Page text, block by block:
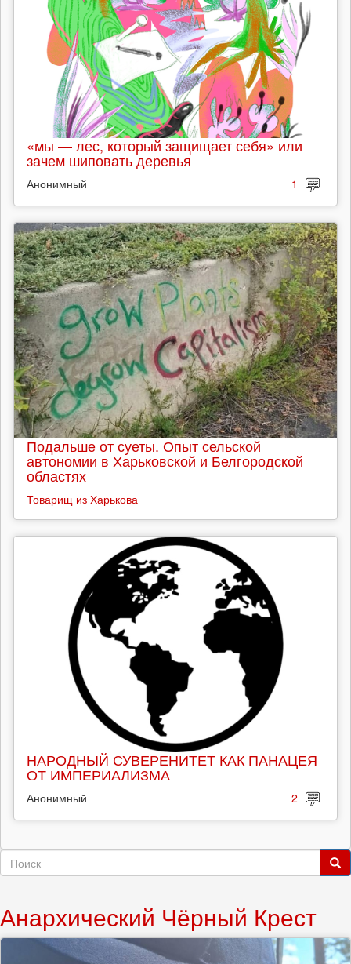
«мы — лес, который защищает себя» или
зачем шиповать деревья
Анонимный 1
Подальше от суеты. Опыт сельской
автономии в Харьковской и Белгородской
областях
Товарищ из Харькова
НАРОДНЫЙ СУВЕРЕНИТЕТ КАК ПАНАЦЕЯ
ОТ ИМПЕРИАЛИЗМА
Анонимный 2
Форма
Анархический Чёрный Крест